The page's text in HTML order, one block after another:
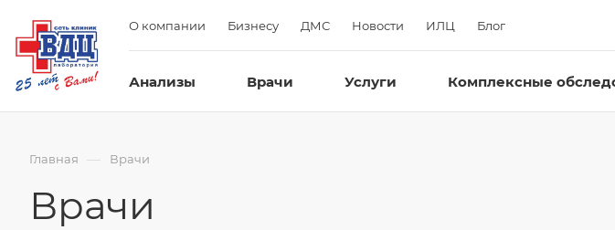
О компании Бизнесу ДМС Новости ИЛЦ Блог
Анализы Врачи Услуги Комплексные
Главная — Врачи
Врачи